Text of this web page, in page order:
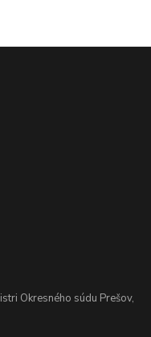
Okresného súdu Prešov,